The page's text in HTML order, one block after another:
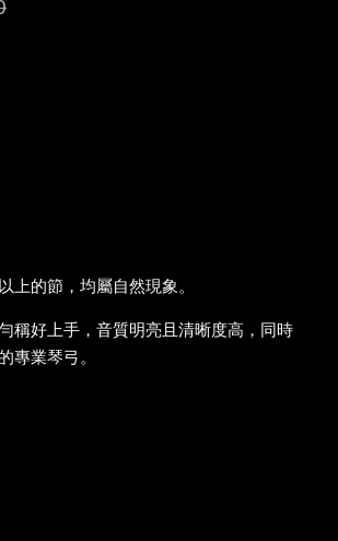
上的節，均屬自然現象。
稱好上手，音質明亮且清晰度高，同時
專業琴弓。